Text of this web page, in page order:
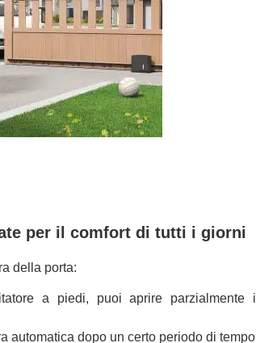
per il comfort di tutti i giorni
della porta:
a piedi, puoi aprire parzialmente il
automatica dopo un certo periodo di tempo